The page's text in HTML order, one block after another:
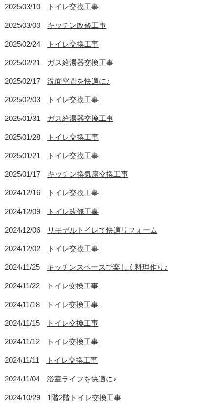
2025/03/10 トイレ交換工事
2025/03/03 キッチン改修工事
2025/02/24 トイレ交換工事
2025/02/21 ガス給湯器交換工事
2025/02/17 洗面空間を快適に♪
2025/02/03 トイレ交換工事
2025/01/31 ガス給湯器交換工事
2025/01/28 トイレ交換工事
2025/01/21 トイレ交換工事
2025/01/17 キッチン換気扇交換工事
2024/12/16 トイレ交換工事
2024/12/09 トイレ改修工事
2024/12/06 リモデルトイレで快適リフォーム
2024/12/02 トイレ交換工事
2024/11/25 キッチンスペースで楽しく料理作り♪
2024/11/22 トイレ交換工事
2024/11/18 トイレ交換工事
2024/11/15 トイレ交換工事
2024/11/12 トイレ交換工事
2024/11/11 トイレ交換工事
2024/11/04 浴室ライフを快適に♪
2024/10/29 1階2階トイレ交換工事